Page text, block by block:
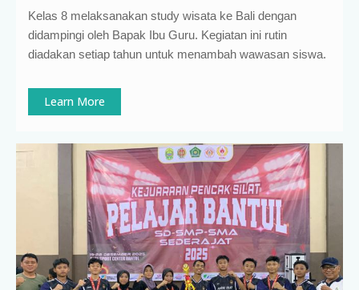
Kelas 8 melaksanakan study wisata ke Bali dengan
didampingi oleh Bapak Ibu Guru. Kegiatan ini rutin
diadakan setiap tahun untuk menambah wawasan siswa.
Learn More